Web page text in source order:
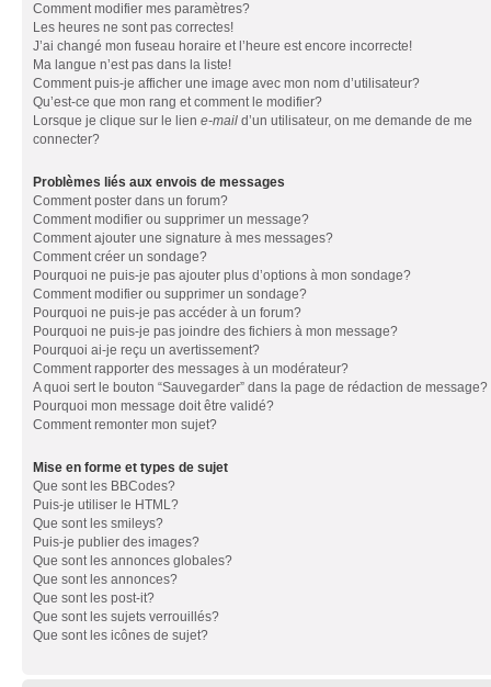
Comment modifier mes paramètres?
Les heures ne sont pas correctes!
J’ai changé mon fuseau horaire et l’heure est encore incorrecte!
Ma langue n’est pas dans la liste!
Comment puis-je afficher une image avec mon nom d’utilisateur?
Qu’est-ce que mon rang et comment le modifier?
Lorsque je clique sur le lien e-mail d’un utilisateur, on me demande de me
connecter?
Problèmes liés aux envois de messages
Comment poster dans un forum?
Comment modifier ou supprimer un message?
Comment ajouter une signature à mes messages?
Comment créer un sondage?
Pourquoi ne puis-je pas ajouter plus d’options à mon sondage?
Comment modifier ou supprimer un sondage?
Pourquoi ne puis-je pas accéder à un forum?
Pourquoi ne puis-je pas joindre des fichiers à mon message?
Pourquoi ai-je reçu un avertissement?
Comment rapporter des messages à un modérateur?
A quoi sert le bouton “Sauvegarder” dans la page de rédaction de message?
Pourquoi mon message doit être validé?
Comment remonter mon sujet?
Mise en forme et types de sujet
Que sont les BBCodes?
Puis-je utiliser le HTML?
Que sont les smileys?
Puis-je publier des images?
Que sont les annonces globales?
Que sont les annonces?
Que sont les post-it?
Que sont les sujets verrouillés?
Que sont les icônes de sujet?